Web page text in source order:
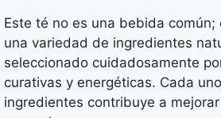
Este té no es una bebida común;
una variedad de ingredientes
seleccionado cuidadosamente
curativas y energéticas. Cada
ingredientes contribuye a